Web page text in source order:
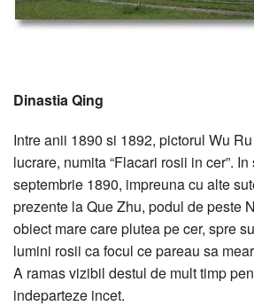
Dinastia Qing
Intre anii 1890 si 1892, pictorul Wu
lucrare, numita “Flacari rosii in cer”.
septembrie 1890, impreuna cu alte
prezente la Que Zhu, podul de peste
obiect mare care plutea pe cer, spre
lumini rosii ca focul ce pareau sa
A ramas vizibil destul de mult timp
indeparteze incet.